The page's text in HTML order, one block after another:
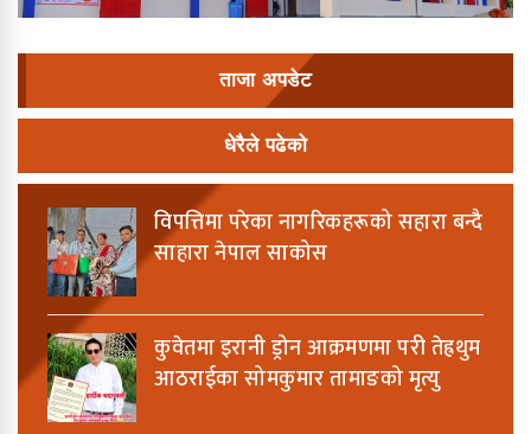
ताजा अपडेट
धेरैले पढेको
विपत्तिमा परेका नागरिकहरूको सहारा बन्दै
साहारा नेपाल साकोस
कुवेतमा इरानी ड्रोन आक्रमणमा परी तेह्रथुम
आठराईका सोमकुमार तामाङको मृत्यु